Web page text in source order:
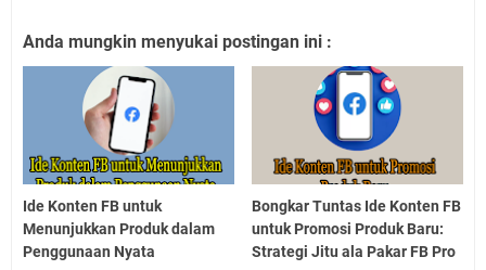
Anda mungkin menyukai postingan ini :
Ide Konten FB untuk
Menunjukkan Produk dalam
Penggunaan Nyata
Bongkar Tuntas Ide Konten FB
untuk Promosi Produk Baru:
Strategi Jitu ala Pakar FB Pro